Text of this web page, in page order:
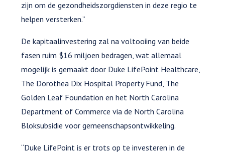
zijn om de gezondheidszorgdiensten in deze regio te
helpen versterken.”
De kapitaalinvestering zal na voltooiing van beide
fasen ruim $16 miljoen bedragen, wat allemaal
mogelijk is gemaakt door Duke LifePoint Healthcare,
The Dorothea Dix Hospital Property Fund, The
Golden Leaf Foundation en het North Carolina
Department of Commerce via de North Carolina
Bloksubsidie voor gemeenschapsontwikkeling.
“Duke LifePoint is er trots op te investeren in de